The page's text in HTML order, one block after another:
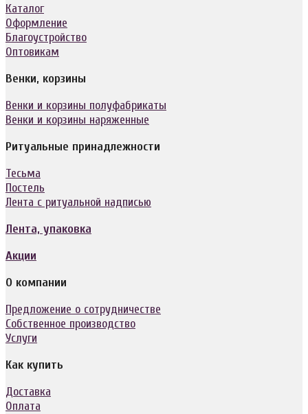
Каталог
Оформление
Благоустройство
Оптовикам
Венки, корзины
Венки и корзины полуфабрикаты
Венки и корзины наряженные
Ритуальные принадлежности
Тесьма
Постель
Лента с ритуальной надписью
Лента, упаковка
Акции
О компании
Предложение о сотрудничестве
Собственное производство
Услуги
Как купить
Доставка
Оплата